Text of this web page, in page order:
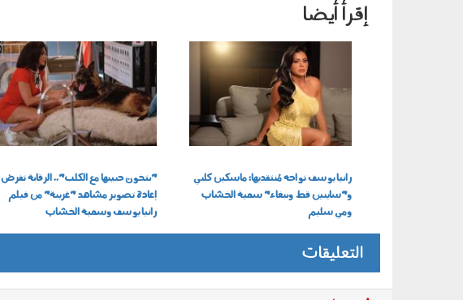
إقرأ أيضا
رانيا يوسف تواجه مُنتقديها: ماسكين كلبي
و"سايبين قط وببغاء" سمية الخشاب
ومي سليم
1509_011.jpeg
"بتخون حبيبها مع الكلب".. الرقابة تفرض
إعادة تصوير مشاهد "غريبة" من فيلم
رانيا يوسف وسمية الخشاب
التعليقات